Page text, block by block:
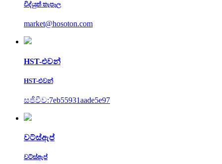
විද්යුත් තැපෑල
market@hosoton.com
HST-එවන්
HST-එවන්
සජීවීව:7eb55931aade5e97
වට්ස්ඇප්
වට්ස්ඇප්